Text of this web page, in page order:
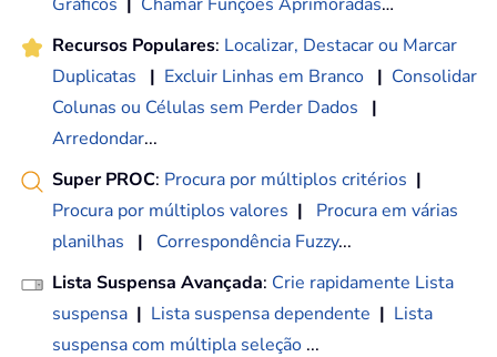
Gráficos | Chamar Funções Aprimoradas…
Recursos Populares: Localizar, Destacar ou Marcar
Duplicatas
| Excluir Linhas em Branco | Consolidar
Colunas ou Células sem Perder Dados
|
Arredondar...
Super PROC: Procura por múltiplos critérios |
Procura por múltiplos valores |
Procura em várias
planilhas
| Correspondência Fuzzy...
Lista Suspensa Avançada: Crie rapidamente Lista
suspensa | Lista suspensa dependente | Lista
suspensa com múltipla seleção ...